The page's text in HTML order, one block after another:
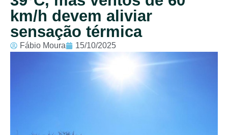
km/h devem aliviar
sensação térmica
Fábio Moura 15/10/2025